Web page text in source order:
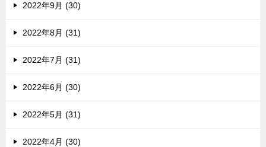
2022年9月 (30)
2022年8月 (31)
2022年7月 (31)
2022年6月 (30)
2022年5月 (31)
2022年4月 (30)